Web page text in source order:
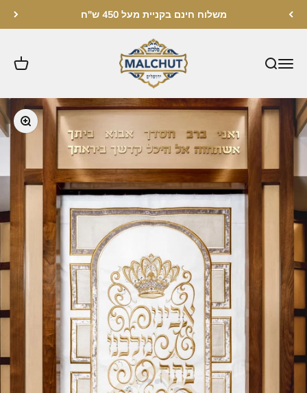
משלוח חינם בקניית מעל 450 ש"ח
מלכות ירושלים
תקריב